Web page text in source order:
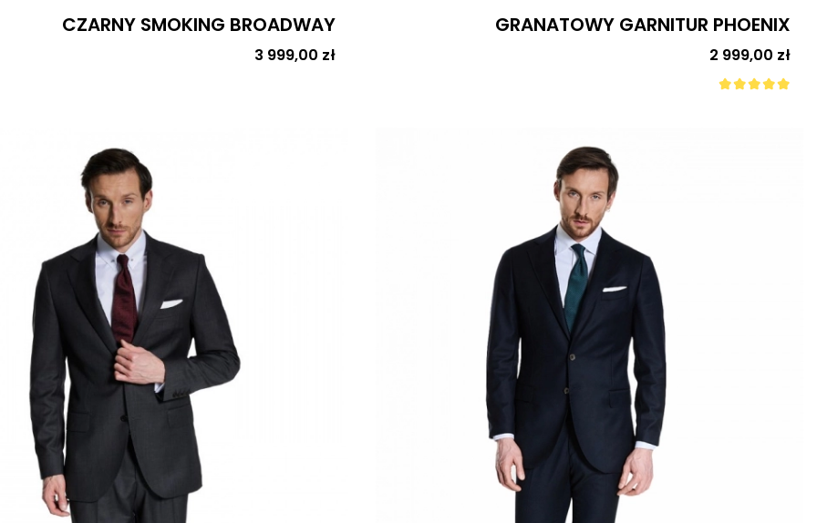
CZARNY SMOKING BROADWAY
Cena
3 999,00 zł
GRANATOWY GARNITUR PHOENIX
Cena
2 999,00 zł